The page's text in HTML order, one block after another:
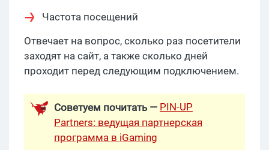
Частота посещений
Отвечает на вопрос, сколько раз посетители
заходят на сайт, а также сколько дней
проходит перед следующим подключением.
Советуем почитать — PIN-UP
Partners: ведущая партнерская
программа в iGaming